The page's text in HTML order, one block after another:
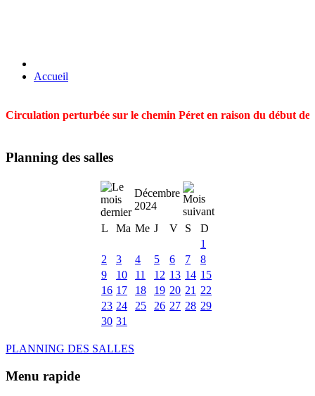
Accueil
Circulation perturbée sur le chemin Péret en raison du début
Planning des salles
Décembre
2024
L
Ma Me J V S
D
1
2
3 4 5 6 7
8
9
10 11 12 13 14 15
16 17 18 19 20 21 22
23 24 25 26 27 28 29
30 31
PLANNING DES SALLES
Menu rapide